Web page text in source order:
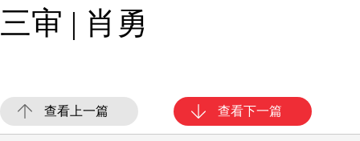
三审 | 肖勇
查看上一篇 查看下一篇